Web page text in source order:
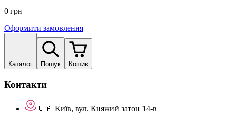
0 грн
Оформити замовлення
Каталог Пошук Кошик
Контакти
🇺🇦 Київ, вул. Княжий затон 14-в